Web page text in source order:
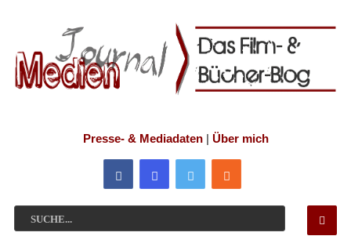
Presse- & Mediadaten| Über mich